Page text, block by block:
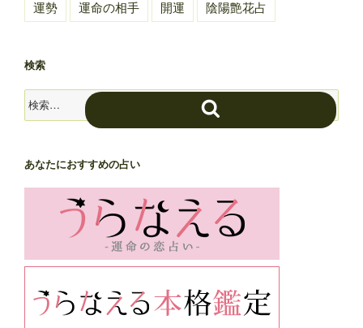
運勢 運命の相手 開運 陰陽艶花占
検索
検
索:
索
あなたにおすすめの占い